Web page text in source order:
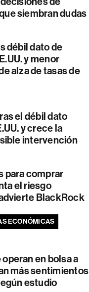
siembran dudas
débil dato de
y menor
alza de tasas de
el débil dato
y crece la
intervención
para comprar
el riesgo
BlackRock
ECONÓMICAS
en bolsa a
más sentimientos
estudio